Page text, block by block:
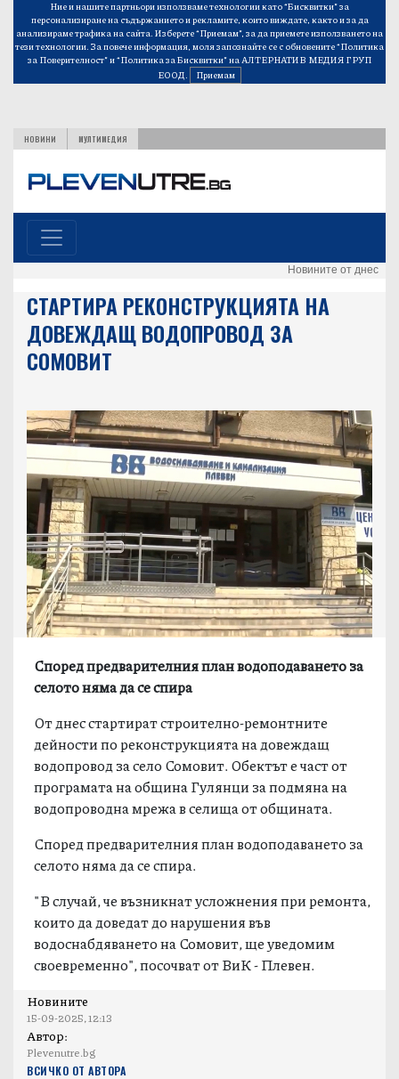
Ние и нашите партньори използваме технологии като “Бисквитки” за
персонализиране на съдържанието и рекламите, които виждате, както и за да
анализираме трафика на сайта. Изберете “Приемам”, за да приемете използването на
тези технологии. За повече информация, моля запознайте се с обновените“Политика
за Поверителност”и“Политика за Бисквитки”на АЛТЕРНАТИВ МЕДИЯ ГРУП
ЕООД.
Приемам
НОВИНИ МУЛТИМЕДИЯ
Новините от днес
СТАРТИРА РЕКОНСТРУКЦИЯТА НА
ДОВЕЖДАЩ ВОДОПРОВОД ЗА
СОМОВИТ
Новините
15-09-2025, 12:13
Автор:
Plevenutre.bg
ВСИЧКО ОТ АВТОРА
Според предварителния план водоподаването за
селото няма да се спира
От днес стартират строително-ремонтните
дейности по реконструкцията на довеждащ
водопровод за село Сомовит. Обектът е част от
програмата на община Гулянци за подмяна на
водопроводна мрежа в селища от общината.
Според предварителния план водоподаването за
селото няма да се спира.
"В случай, че възникнат усложнения при ремонта,
които да доведат до нарушения във
водоснабдяването на Сомовит, ще уведомим
своевременно", посочват от ВиК - Плевен.